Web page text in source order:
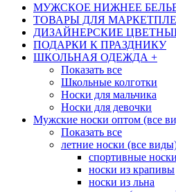
МУЖСКОЕ НИЖНЕЕ
ТОВАРЫ ДЛЯ
ДИЗАЙНЕРСКИЕ
ПОДАРКИ К ПРАЗДНИКУ
ШКОЛЬНАЯ ОДЕЖДА +
Показать все
Школьные колготки
Носки для мальчика
Носки для девочки
Мужские носки оптом (все
Показать все
летние носки (все
спортивные носки
носки из крапивы
носки из льна